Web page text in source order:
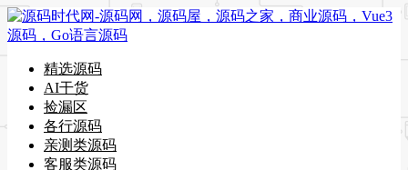
精选源码
AI干货
捡漏区
各行源码
亲测类源码
客服类源码